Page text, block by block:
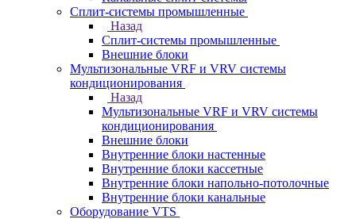
Сплит-системы промышленные
Назад
Сплит-системы промышленные
Внешние блоки
Мультизональные VRF и VRV системы
кондиционирования
Назад
Мультизональные VRF и VRV системы
кондиционирования
Внешние блоки
Внутренние блоки настенные
Внутренние блоки кассетные
Внутренние блоки напольно-потолочные
Внутренние блоки канальные
Оборудование VTS